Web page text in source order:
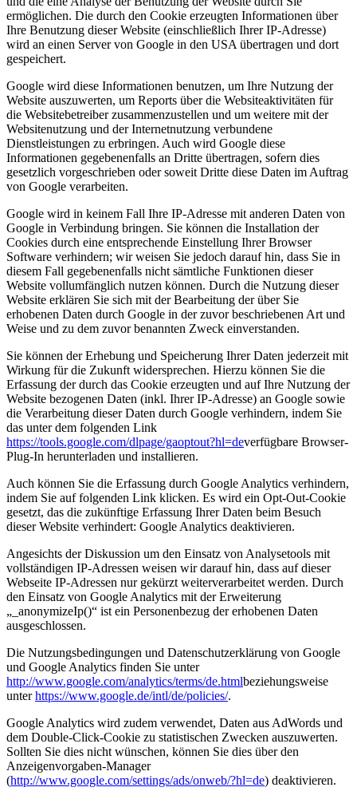
ermöglichen. Die durch den Cookie erzeugten Informationen über
Ihre Benutzung dieser Website (einschließlich Ihrer IP-Adresse)
wird an einen Server von Google in den USA übertragen und dort
gespeichert.
Google wird diese Informationen benutzen, um Ihre Nutzung der
Website auszuwerten, um Reports über die Websiteaktivitäten für
die Websitebetreiber zusammenzustellen und um weitere mit der
Websitenutzung und der Internetnutzung verbundene
Dienstleistungen zu erbringen. Auch wird Google diese
Informationen gegebenenfalls an Dritte übertragen, sofern dies
gesetzlich vorgeschrieben oder soweit Dritte diese Daten im Auftrag
von Google verarbeiten.
Google wird in keinem Fall Ihre IP-Adresse mit anderen Daten von
Google in Verbindung bringen. Sie können die Installation der
Cookies durch eine entsprechende Einstellung Ihrer Browser
Software verhindern; wir weisen Sie jedoch darauf hin, dass Sie in
diesem Fall gegebenenfalls nicht sämtliche Funktionen dieser
Website vollumfänglich nutzen können. Durch die Nutzung dieser
Website erklären Sie sich mit der Bearbeitung der über Sie
erhobenen Daten durch Google in der zuvor beschriebenen Art und
Weise und zu dem zuvor benannten Zweck einverstanden.
Sie können der Erhebung und Speicherung Ihrer Daten jederzeit mit
Wirkung für die Zukunft widersprechen. Hierzu können Sie die
Erfassung der durch das Cookie erzeugten und auf Ihre Nutzung der
Website bezogenen Daten (inkl. Ihrer IP-Adresse) an Google sowie
die Verarbeitung dieser Daten durch Google verhindern, indem Sie
das unter dem folgenden Link
https://tools.google.com/dlpage/gaoptout?hl=deverfügbare Browser-
Plug-In herunterladen und installieren.
Auch können Sie die Erfassung durch Google Analytics verhindern,
indem Sie auf folgenden Link klicken. Es wird ein Opt-Out-Cookie
gesetzt, das die zukünftige Erfassung Ihrer Daten beim Besuch
dieser Website verhindert: Google Analytics deaktivieren.
Angesichts der Diskussion um den Einsatz von Analysetools mit
vollständigen IP-Adressen weisen wir darauf hin, dass auf dieser
Webseite IP-Adressen nur gekürzt weiterverarbeitet werden. Durch
den Einsatz von Google Analytics mit der Erweiterung
„_anonymizeIp()“ ist ein Personenbezug der erhobenen Daten
ausgeschlossen.
Die Nutzungsbedingungen und Datenschutzerklärung von Google
und Google Analytics finden Sie unter
http://www.google.com/analytics/terms/de.htmlbeziehungsweise
unterhttps://www.google.de/intl/de/policies/.
Google Analytics wird zudem verwendet, Daten aus AdWords und
dem Double-Click-Cookie zu statistischen Zwecken auszuwerten.
Sollten Sie dies nicht wünschen, können Sie dies über den
Anzeigenvorgaben-Manager
(http://www.google.com/settings/ads/onweb/?hl=de) deaktivieren.